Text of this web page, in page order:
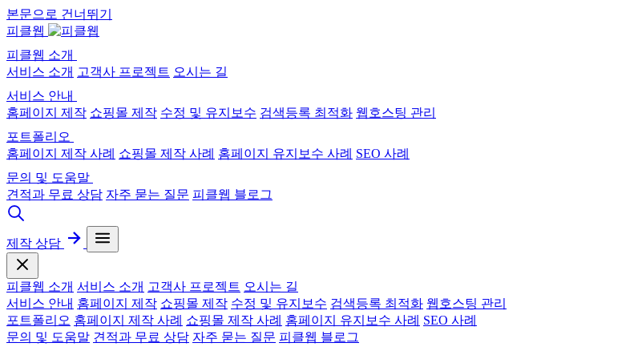
본문으로 건너뛰기
피클웹
피클웹 소개
서비스 소개 고객사 프로젝트 오시는 길
서비스 안내
홈페이지 제작 쇼핑몰 제작 수정 및 유지보수 검색등록 최적화 웹호스팅 관리
포트폴리오
홈페이지 제작 사례 쇼핑몰 제작 사례 홈페이지 유지보수 사례 SEO 사례
문의 및 도움말
견적과 무료 상담 자주 묻는 질문 피클웹 블로그
제작 상담
피클웹 소개 서비스 소개 고객사 프로젝트 오시는 길
서비스 안내 홈페이지 제작 쇼핑몰 제작 수정 및 유지보수 검색등록 최적화 웹호스팅 관리
포트폴리오 홈페이지 제작 사례 쇼핑몰 제작 사례 홈페이지 유지보수 사례 SEO 사례
문의 및 도움말 견적과 무료 상담 자주 묻는 질문 피클웹 블로그